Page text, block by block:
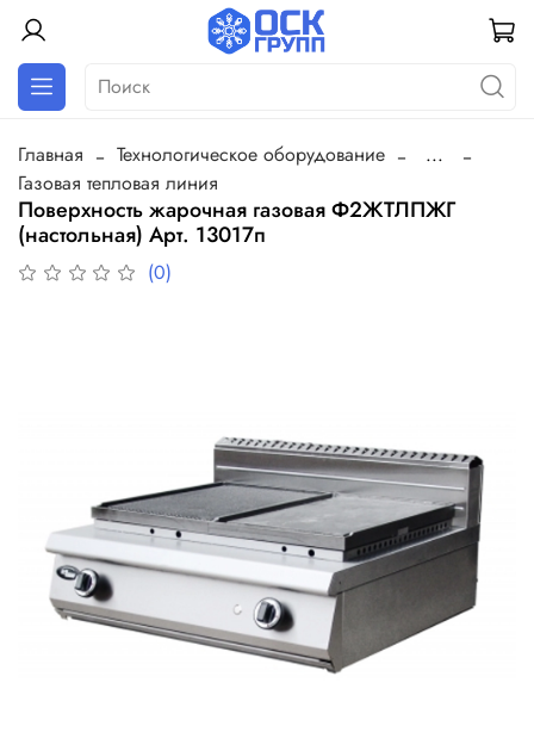
Главная Технологическое оборудование
...
Газовая тепловая линия
Поверхность жарочная газовая Ф2ЖТЛПЖГ
(настольная) Арт. 13017п
(0)